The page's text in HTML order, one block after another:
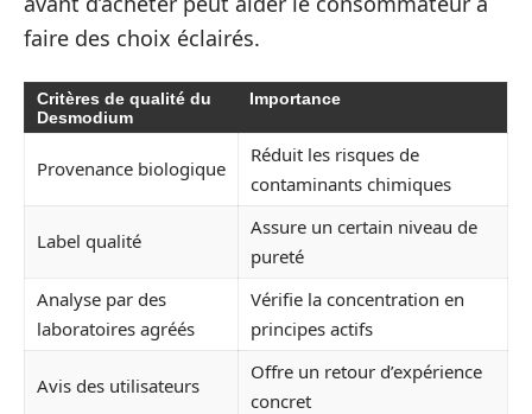
faire des choix éclairés.
Critères de qualité du
Desmodium
Importance
Provenance biologique
Réduit les risques de
contaminants chimiques
Label qualité
Assure un certain niveau de
pureté
Analyse par des
laboratoires agréés
Vérifie la concentration en
principes actifs
Avis des utilisateurs
Offre un retour d’expérience
concret